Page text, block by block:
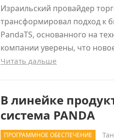
Израильский провайдер
трансформировал подход к
PandaTS, основанного на
компании уверены, что
Читать дальше
В линейке
система PANDA
ПРОГРАММНОЕ ОБЕСПЕЧЕНИЕ